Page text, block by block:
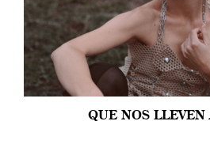
QUE NOS LLEVEN